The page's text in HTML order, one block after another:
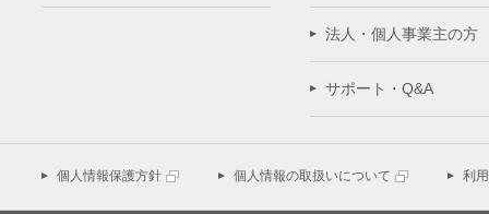
法人・個人事業主の方
サポート・Q&A
個人情報保護方針 個人情報の取扱いについて 利